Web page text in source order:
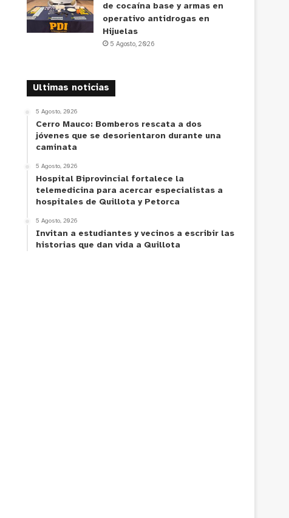
de cocaína base y armas en
operativo antidrogas en
Hijuelas
5 Agosto, 2026
Ultimas noticias
5 Agosto, 2026
Cerro Mauco: Bomberos rescata a dos
jóvenes que se desorientaron durante una
caminata
5 Agosto, 2026
Hospital Biprovincial fortalece la
telemedicina para acercar especialistas a
hospitales de Quillota y Petorca
5 Agosto, 2026
Invitan a estudiantes y vecinos a escribir las
historias que dan vida a Quillota